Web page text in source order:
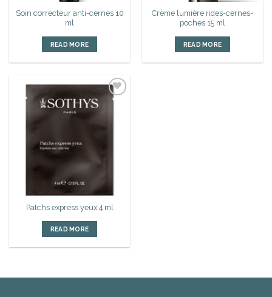
Soin correcteur anti-cernes 10
ml
READ MORE
Crème lumière rides-cernes-
poches 15 ml
READ MORE
d’envies
Patchs express yeux 4 ml
READ MORE